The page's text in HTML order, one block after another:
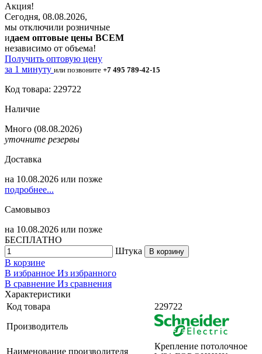
Акция!
Сегодня, 08.08.2026,
мы отключили розничные
идаем оптовые цены ВСЕМ
независимо от объема!
Получить оптовую цену
за 1 минуту или позвоните +7 495 789-42-15
Код товара: 229722
Наличие
Много (08.08.2026)
уточните резервы
Доставка
на 10.08.2026 или позже
подробнее...
Самовывоз
на 10.08.2026 или позже
БЕСПЛАТНО
Штука
В корзину
В корзине
В избранное Из избранного
В сравнение Из сравнения
Характеристики
Код товара
229722
Производитель
Наименование производителя
Крепление потолочное